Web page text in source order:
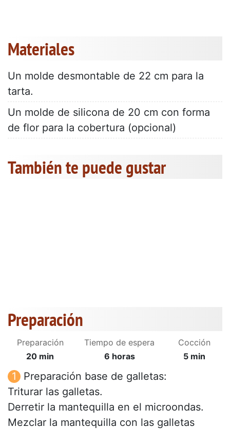
Materiales
Un molde desmontable de 22 cm para la
tarta.
Un molde de silicona de 20 cm con forma
de flor para la cobertura (opcional)
También te puede gustar
Preparación
Preparación
20 min
Tiempo de espera
6 horas
Cocción
5 min
Preparación base de galletas:
Triturar las galletas.
Derretir la mantequilla en el microondas.
Mezclar la mantequilla con las galletas